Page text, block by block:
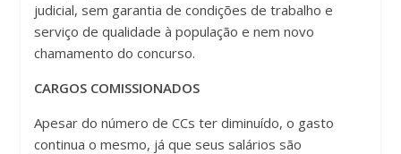
judicial, sem garantia de condições de trabalho e
serviço de qualidade à população e nem novo
chamamento do concurso.
CARGOS COMISSIONADOS
Apesar do número de CCs ter diminuído, o gasto
continua o mesmo, já que seus salários são